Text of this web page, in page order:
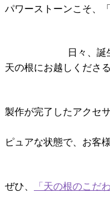
パワーストーンこそ、
日々、誕
天の根にお越しくださ
製作が完了したアクセ
ピュアな状態で、お客
ぜひ、 「天の根のこだ